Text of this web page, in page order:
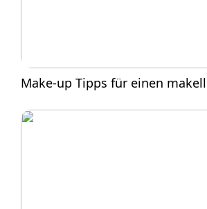
Make-up Tipps für einen